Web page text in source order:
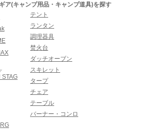
ア(キャンプ用品・キャンプ道具)を探す
STAG
テント
ランタン
調理器具
焚火台
ダッチオーブン
スキレット
タープ
チェア
テーブル
バーナー・コンロ